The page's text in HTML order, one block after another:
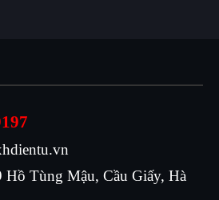
Tùng Mậu, Cầu Giấy, Hà